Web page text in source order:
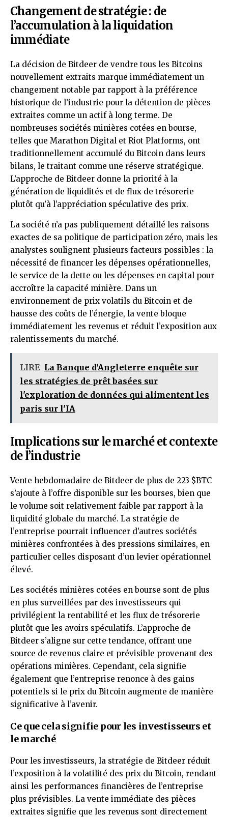
Changement de stratégie : de
l’accumulation à la liquidation
immédiate
La décision de Bitdeer de vendre tous les Bitcoins
nouvellement extraits marque immédiatement un
changement notable par rapport à la préférence
historique de l’industrie pour la détention de pièces
extraites comme un actif à long terme. De
nombreuses sociétés minières cotées en bourse,
telles que Marathon Digital et Riot Platforms, ont
traditionnellement accumulé du Bitcoin dans leurs
bilans, le traitant comme une réserve stratégique.
L’approche de Bitdeer donne la priorité à la
génération de liquidités et de flux de trésorerie
plutôt qu’à l’appréciation spéculative des prix.
La société n’a pas publiquement détaillé les raisons
exactes de sa politique de participation zéro, mais les
analystes soulignent plusieurs facteurs possibles : la
nécessité de financer les dépenses opérationnelles,
le service de la dette ou les dépenses en capital pour
accroître la capacité minière. Dans un
environnement de prix volatils du Bitcoin et de
hausse des coûts de l’énergie, la vente bloque
immédiatement les revenus et réduit l’exposition aux
ralentissements du marché.
LIRE La Banque d'Angleterre enquête sur
les stratégies de prêt basées sur
l'exploration de données qui alimentent les
paris sur l'IA
Implications sur le marché et contexte
de l’industrie
Vente hebdomadaire de Bitdeer de plus de 223 $BTC
s’ajoute à l’offre disponible sur les bourses, bien que
le volume soit relativement faible par rapport à la
liquidité globale du marché. La stratégie de
l’entreprise pourrait influencer d’autres sociétés
minières confrontées à des pressions similaires, en
particulier celles disposant d’un levier opérationnel
élevé.
Les sociétés minières cotées en bourse sont de plus
en plus surveillées par des investisseurs qui
privilégient la rentabilité et les flux de trésorerie
plutôt que les avoirs spéculatifs. L’approche de
Bitdeer s’aligne sur cette tendance, offrant une
source de revenus claire et prévisible provenant des
opérations minières. Cependant, cela signifie
également que l’entreprise renonce à des gains
potentiels si le prix du Bitcoin augmente de manière
significative à l’avenir.
Ce que cela signifie pour les investisseurs et
le marché
Pour les investisseurs, la stratégie de Bitdeer réduit
l’exposition à la volatilité des prix du Bitcoin, rendant
ainsi les performances financières de l’entreprise
plus prévisibles. La vente immédiate des pièces
extraites signifie que les revenus sont directement